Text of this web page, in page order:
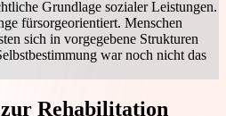
Grundlage sozialer Leistungen.
fürsorgeorientiert. Menschen
sich in vorgegebene Strukturen
war noch nicht das
Rehabilitation